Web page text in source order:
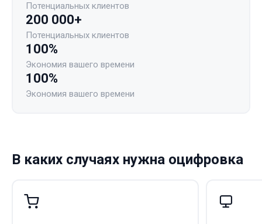
Потенциальных клиентов
200 000+
Потенциальных клиентов
100%
Экономия вашего времени
100%
Экономия вашего времени
В каких случаях нужна оцифровка